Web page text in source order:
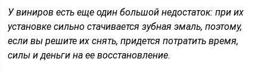
У виниров есть еще один большой недостаток: при их
установке сильно стачивается зубная эмаль, поэтому,
если вы решите их снять, придется потратить время,
силы и деньги на ее восстановление.